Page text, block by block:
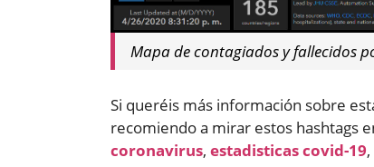
Mapa de contagiados y fallecidos
Si queréis más información sobre
recomiendo a mirar estos hashtags
coronavirus, estadisticas covid-19,